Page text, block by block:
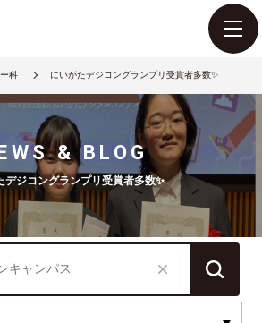
科 にいがたデジコングランプリ受賞者多数✨
& BLOG
デジコングランプリ受賞者多数✨